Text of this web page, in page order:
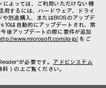
よっては、ご利用いただけない機
用するには、ハードウェア、ドライ
別途購入、またはBIOSのアップデ
10は自動的にアップデートされ、常
後アップデートの際に要件が追加
www.microsoft.com/ja-jp/ をご
が必要です。 アドビシステム
）の上ご覧ください。